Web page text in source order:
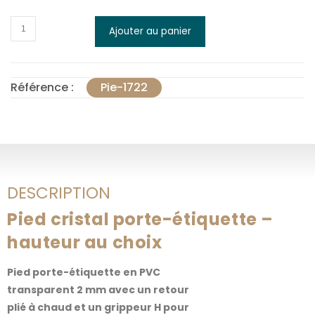
quantité
de
porte-
Ajouter au panier
Référence : Pie-1722
DESCRIPTION
Pied cristal porte-étiquette –
hauteur au choix
Pied porte-étiquette en PVC
transparent 2 mm avec un retour
plié à chaud et un grippeur H pour